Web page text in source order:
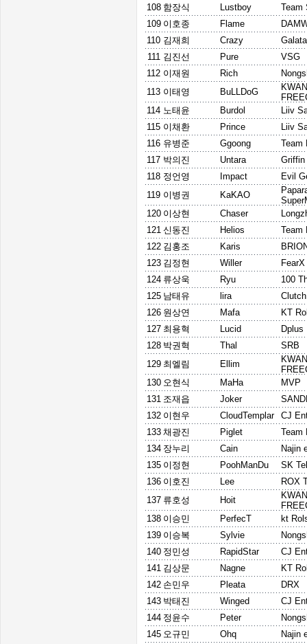
108 함장식 Lustboy
Team
109 이호종 Flame
110 김재희 Crazy
111 김진선 Pure
VSG
112 이재원 Rich
113 이태영 BuLLDoG
114 노태윤 Burdol
Liiv
115 이채환 Prince
Liiv
116 유병준 Ggoong
Team
117 박의진 Untara
Griffin
118 정언영 Impact
Evil
119 이병권 KaKAO
120 이상현 Chaser
121 신동진 Helios
Team
122 김홍조 Karis
123 김정현 Willer
FearX
124 류상욱 Ryu
100
125 남태유 lira
126 원상연 Mafa
KT
127 최용혁 Lucid
Dplus
128 박권혁 Thal
SRB
129 최엘림 Ellim
130 오현식 MaHa
MVP
131 조재읍 Joker
132 이현우 CloudTemplar
CJ
133 채광진 Piglet
Team
134 장누리 Cain
Najin
135 이정현 PoohManDu
SK
136 이호진 Lee
ROX
137 류호성 Hoit
138 이승민 PerfecT
kt
139 이승복 Sylvie
140 정민성 RapidStar
CJ
141 김상문 Nagne
KT
142 손민우 Pleata
DRX
143 박태진 Winged
CJ
144 정윤수 Peter
145 오규민 Ohq
Najin